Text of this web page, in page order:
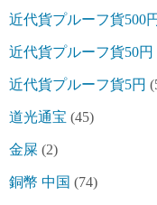
近代貨プルーフ貨500円
近代貨プルーフ貨50円
近代貨プルーフ貨5円
道光通宝 (45)
金屎 (2)
銅幣 中国 (74)